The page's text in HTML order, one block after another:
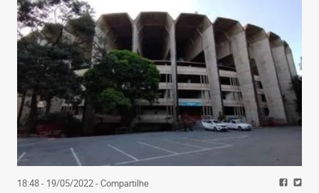
18:48 - 19/05/2022- Compartilhe